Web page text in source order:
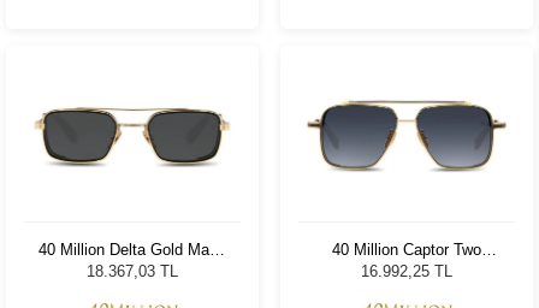
40 Million Delta Gold Matte
Black 610
18.367,03 TL
40 Million Captor Two
Matte Black Gold 910
16.992,25 TL